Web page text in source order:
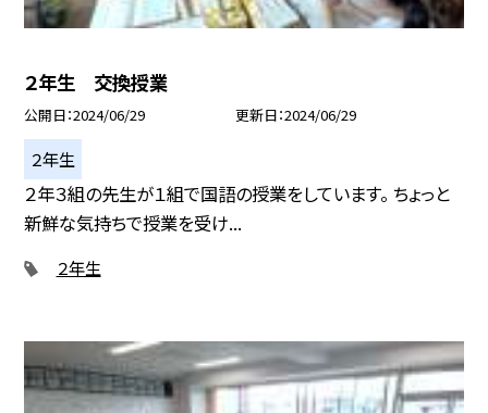
２年生 交換授業
公開日 2024/06/29 更新日 2024/06/29
２年生
２年３組の先生が１組で国語の授業をしています。 ちょっと
新鮮な気持ちで授業を受け...
２年生